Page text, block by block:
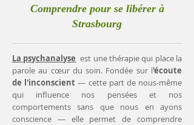
Comprendre pour se libérer à
Strasbourg
La psychanalyse est une thérapie qui place la
parole au cœur du soin. Fondée sur l'écoute
de l'inconscient— cette part de nous-même
qui influence nos pensées et nos
comportements sans que nous en ayons
conscience — elle permet de comprendre